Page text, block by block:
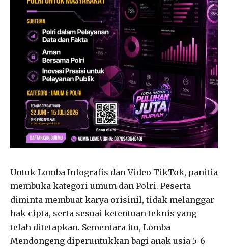
Untuk Lomba Infografis dan Video TikTok, panitia
membuka kategori umum dan Polri. Peserta
diminta membuat karya orisinil, tidak melanggar
hak cipta, serta sesuai ketentuan teknis yang
telah ditetapkan. Sementara itu, Lomba
Mendongeng diperuntukkan bagi anak usia 5-6